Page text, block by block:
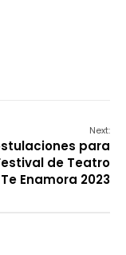
Next:
para
de Teatro
Enamora 2023